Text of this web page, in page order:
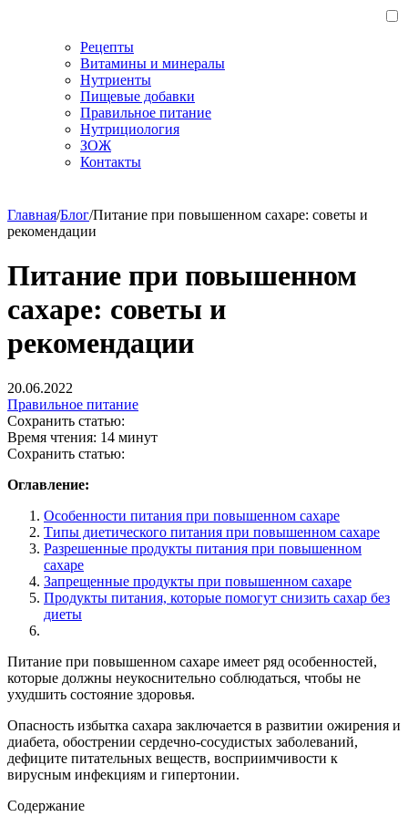
Рецепты
Витамины и минералы
Нутриенты
Пищевые добавки
Правильное питание
Нутрициология
ЗОЖ
Контакты
Главная/Блог/Питание при повышенном сахаре: советы и
рекомендации
Питание при повышенном
сахаре: советы и
рекомендации
20.06.2022
Правильное питание
Сохранить статью:
Время чтения: 14 минут
Сохранить статью:
Оглавление:
Особенности питания при повышенном сахаре
Типы диетического питания при повышенном сахаре
Разрешенные продукты питания при повышенном
сахаре
Запрещенные продукты при повышенном сахаре
Продукты питания, которые помогут снизить сахар без
диеты
Питание при повышенном сахаре имеет ряд особенностей,
которые должны неукоснительно соблюдаться, чтобы не
ухудшить состояние здоровья.
Опасность избытка сахара заключается в развитии ожирения и
диабета, обострении сердечно-сосудистых заболеваний,
дефиците питательных веществ, восприимчивости к
вирусным инфекциям и гипертонии.
Содержание